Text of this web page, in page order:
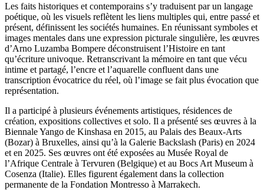
Les faits historiques et contemporains s’y traduisent par un langage
poétique, où les visuels reflètent les liens multiples qui, entre passé et
présent, définissent les sociétés humaines. En réunissant symboles et
images mentales dans une expression picturale singulière, les œuvres
d’Arno Luzamba Bompere déconstruisent l’Histoire en tant
qu’écriture univoque. Retranscrivant la mémoire en tant que vécu
intime et partagé, l’encre et l’aquarelle confluent dans une
transcription évocatrice du réel, où l’image se fait plus évocation que
représentation.
Il a participé à plusieurs événements artistiques, résidences de
création, expositions collectives et solo. Il a présenté ses œuvres à la
Biennale Yango de Kinshasa en 2015, au Palais des Beaux-Arts
(Bozar) à Bruxelles, ainsi qu’à la Galerie Backslash (Paris) en 2024
et en 2025. Ses œuvres ont été exposées au Musée Royal de
l’Afrique Centrale à Tervuren (Belgique) et au Bocs Art Museum à
Cosenza (Italie). Elles figurent également dans la collection
permanente de la Fondation Montresso à Marrakech.